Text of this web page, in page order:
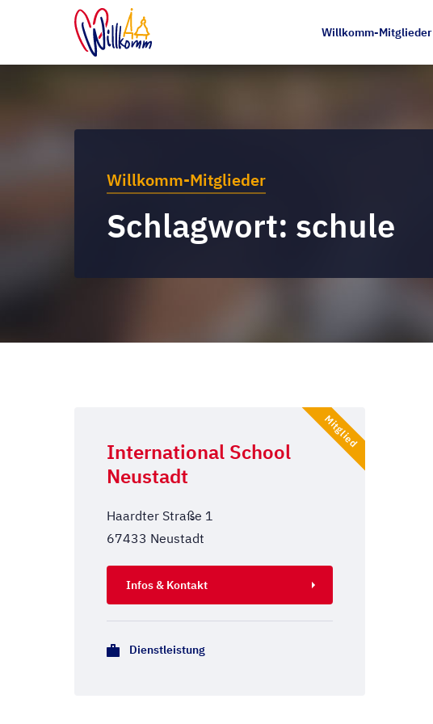
Willkomm-Mitglieder
Willkomm-Mitglieder
Schlagwort: schule
International School
Neustadt
Haardter Straße 1
67433 Neustadt
Infos & Kontakt
Dienstleistung
Mitglied